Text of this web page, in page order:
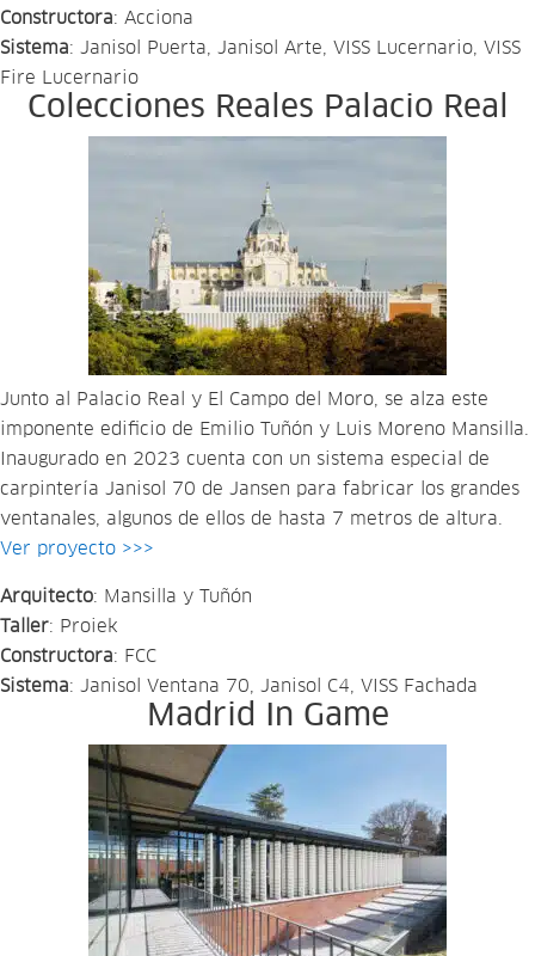
Constructora: Acciona
Sistema: Janisol Puerta, Janisol Arte, VISS Lucernario, VISS
Fire Lucernario
Colecciones Reales Palacio Real
Junto al Palacio Real y El Campo del Moro, se alza este
imponente edificio de Emilio Tuñón y Luis Moreno Mansilla.
Inaugurado en 2023 cuenta con un sistema especial de
carpintería Janisol 70 de Jansen para fabricar los grandes
ventanales, algunos de ellos de hasta 7 metros de altura.
Ver proyecto >>>
Arquitecto: Mansilla y Tuñón
Taller: Proiek
Constructora: FCC
Sistema: Janisol Ventana 70, Janisol C4, VISS Fachada
Madrid In Game